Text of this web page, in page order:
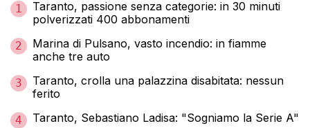
1
Taranto, passione senza categorie: in 30 minuti
polverizzati 400 abbonamenti
2
Marina di Pulsano, vasto incendio: in fiamme
anche tre auto
3
Taranto, crolla una palazzina disabitata: nessun
ferito
4 Taranto, Sebastiano Ladisa: "Sogniamo la Serie A"